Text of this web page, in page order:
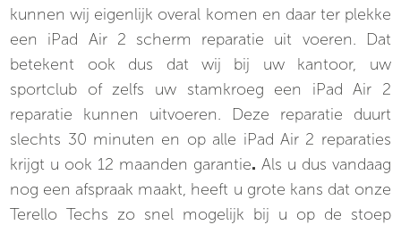
kunnen wij eigenlijk overal komen en daar ter plekke
een iPad Air 2 scherm reparatie uit voeren. Dat
betekent ook dus dat wij bij uw kantoor, uw
sportclub of zelfs uw stamkroeg een iPad Air 2
reparatie kunnen uitvoeren. Deze reparatie duurt
slechts 30 minuten en op alle iPad Air 2 reparaties
krijgt u ook 12 maanden garantie. Als u dus vandaag
nog een afspraak maakt, heeft u grote kans dat onze
Terello Techs zo snel mogelijk bij u op de stoep